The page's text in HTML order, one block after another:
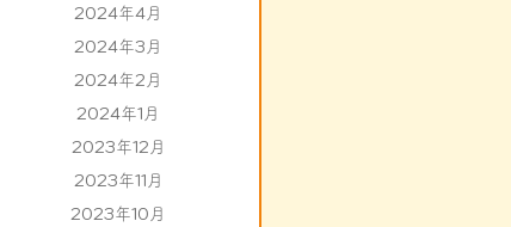
2024年4月
2024年3月
2024年2月
2024年1月
2023年12月
2023年11月
2023年10月